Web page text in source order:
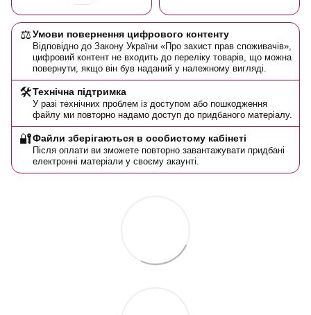
⚖️Умови повернення цифрового контенту
Відповідно до Закону України «Про захист прав споживачів»,
цифровий контент не входить до переліку товарів, що можна
повернути, якщо він був наданий у належному вигляді.
🛠️Технічна підтримка
У разі технічних проблем із доступом або пошкодження
файлу ми повторно надамо доступ до придбаного матеріалу.
🔐Файли зберігаються в особистому кабінеті
Після оплати ви зможете повторно завантажувати придбані
електронні матеріали у своєму акаунті.